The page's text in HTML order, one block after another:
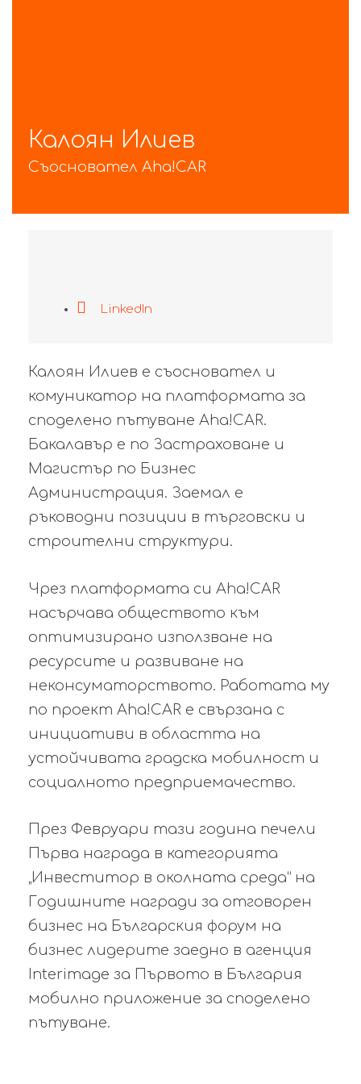
Калоян Илиев
Съосновател Aha!CAR
Калоян Илиев е съосновател и
комуникатор на платформата за
споделено пътуване Aha!CAR.
Бакалавър е по Застраховане и
Магистър по Бизнес
Администрация. Заемал е
ръководни позиции в търговски и
строителни структури.
Чрез платформата си Aha!CAR
насърчава обществото към
оптимизирано използване на
ресурсите и развиване на
неконсуматорството. Работата му
по проект Aha!CAR е свързана с
инициативи в областта на
устойчивата градска мобилност и
социалното предприемачество.
През Февруари тази година печели
Първа награда в категорията
„Инвеститор в околната среда“ на
Годишните награди за отговорен
бизнес на Българския форум на
бизнес лидерите заедно в агенция
Interimage за Първото в България
мобилно приложение за споделено
пътуване.
LinkedIn